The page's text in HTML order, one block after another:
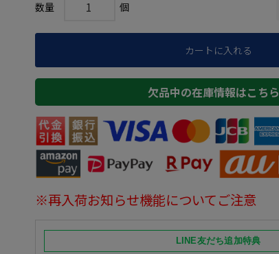
カートに入れる
欠品中の在庫情報はこちら
※再入荷お知らせ機能についてご注意
LINE友だち追加特典